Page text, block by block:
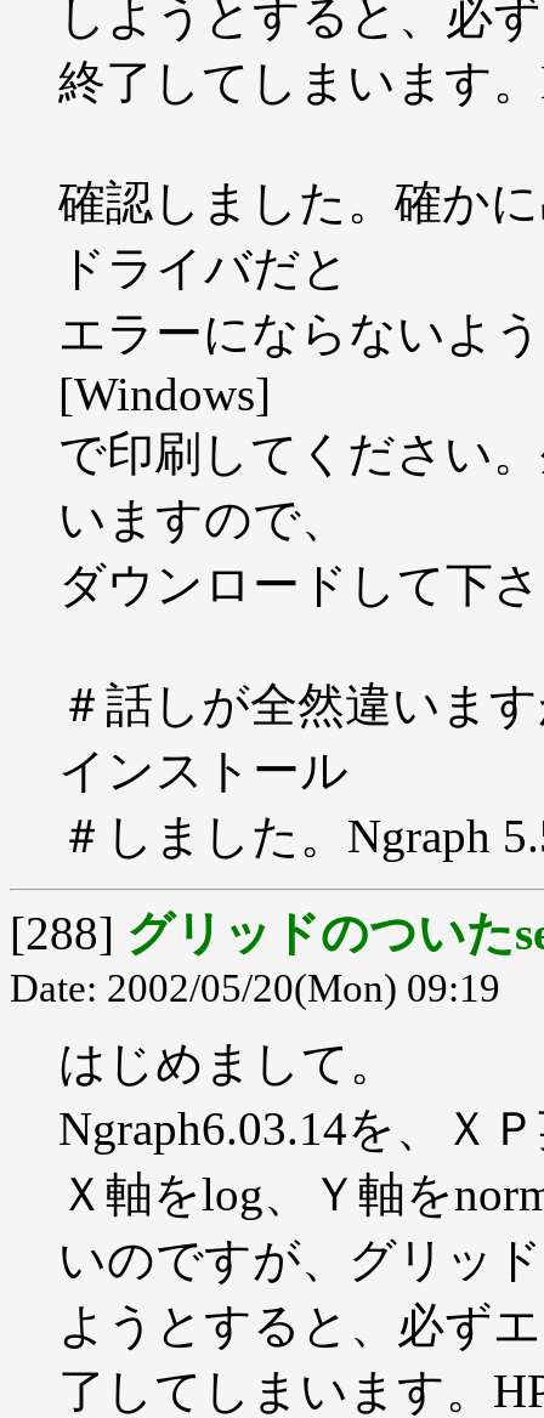
しようとすると、必
終了してしまいます。
確認しました。確か
ドライバだと
エラーにならないよ
[Windows]
で印刷してください
いますので、
ダウンロードして下
＃話しが全然違いま
インストール
＃しました。Ngraph
[288] グリッドのついた
Date: 2002/05/20(Mon) 09:19
はじめまして。
Ngraph6.03.14を、Ｘ
Ｘ軸をlog、Ｙ軸を
いのですが、グリッ
ようとすると、必ず
了してしまいます。